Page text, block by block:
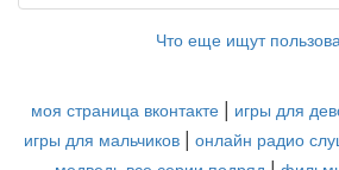
Что еще ищут
моя страница вконтакте | игры для
игры для мальчиков | онлайн радио